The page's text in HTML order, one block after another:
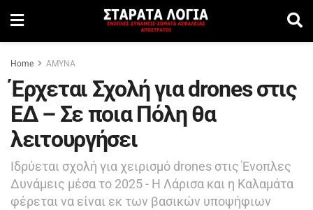
Home ΑΜΥΝΑ
Έρχεται Σχολή για drones στις
ΕΔ – Σε ποια Πόλη θα
λειτουργήσει
Ιδρύεται σχολή για χειρισμό drones στις Ένοπλες
Δυνάμεις μέσα το 2025 - Η Λάρισα και η Καλαμάτα
φέρεται να είναι εκ των βασικών υποψήφιων